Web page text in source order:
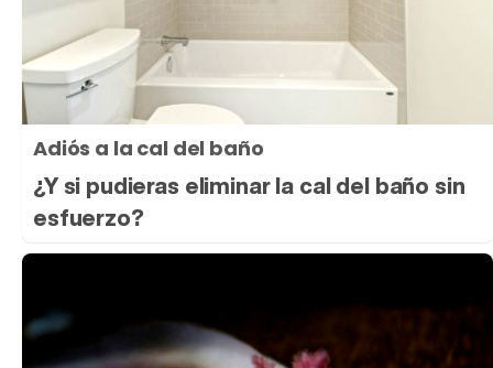
Adiós a la cal del baño
¿Y si pudieras eliminar la cal del baño sin
esfuerzo?